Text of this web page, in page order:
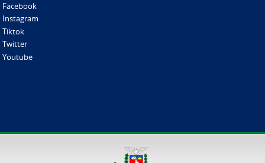
Facebook
Instagram
Tiktok
Twitter
Youtube